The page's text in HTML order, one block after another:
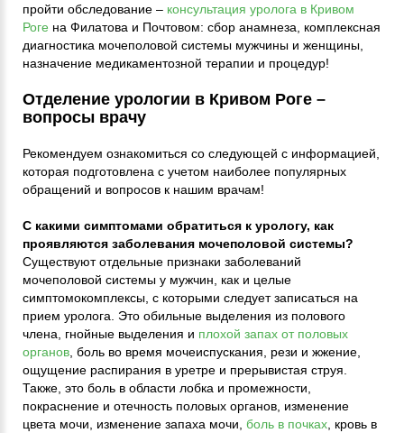
пройти обследование – консультация уролога в Кривом
Роге на Филатова и Почтовом: сбор анамнеза, комплексная
диагностика мочеполовой системы мужчины и женщины,
назначение медикаментозной терапии и процедур!
Отделение урологии в Кривом Роге –
вопросы врачу
Рекомендуем ознакомиться со следующей с информацией,
которая подготовлена с учетом наиболее популярных
обращений и вопросов к нашим врачам!
С какими симптомами обратиться к урологу, как
проявляются заболевания мочеполовой системы?
Существуют отдельные признаки заболеваний
мочеполовой системы у мужчин, как и целые
симптомокомплексы, с которыми следует записаться на
прием уролога. Это обильные выделения из полового
члена, гнойные выделения и плохой запах от половых
органов , боль во время мочеиспускания, рези и жжение,
ощущение распирания в уретре и прерывистая струя.
Также, это боль в области лобка и промежности,
покраснение и отечность половых органов, изменение
цвета мочи, изменение запаха мочи, боль в почках , кровь в